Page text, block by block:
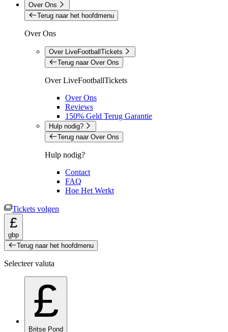
Over Ons
Terug naar het hoofdmenu
Over Ons
Over LiveFootballTickets
Terug naar Over Ons
Over LiveFootballTickets
Over Ons
Reviews
150% Geld Terug Garantie
Hulp nodig?
Terug naar Over Ons
Hulp nodig?
Contact
FAQ
Hoe Het Werkt
Tickets volgen
£
gbp
Terug naar het hoofdmenu
Selecteer valuta
£
Britse Pond